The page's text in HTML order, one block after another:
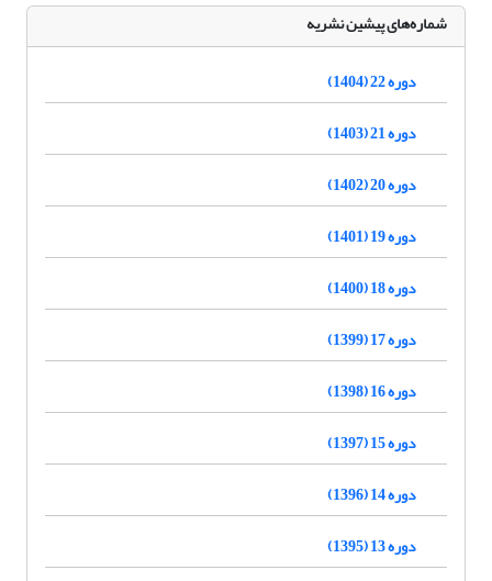
شماره‌های پیشین نشریه
دوره 22 (1404)
دوره 21 (1403)
دوره 20 (1402)
دوره 19 (1401)
دوره 18 (1400)
دوره 17 (1399)
دوره 16 (1398)
دوره 15 (1397)
دوره 14 (1396)
دوره 13 (1395)